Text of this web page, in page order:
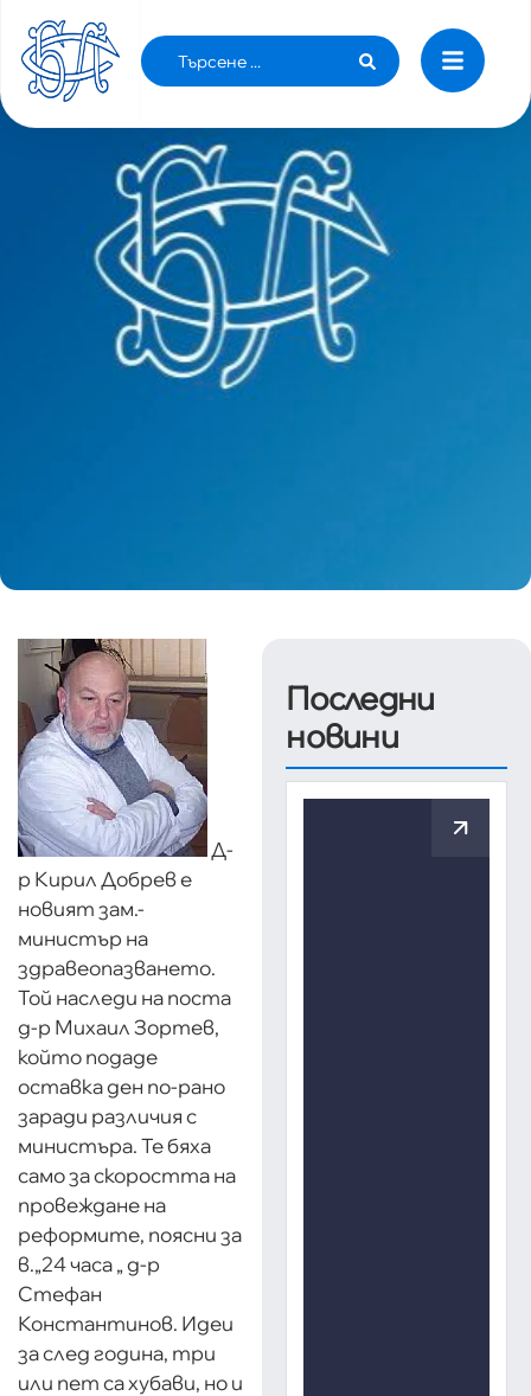
Д-Р КИРИЛ ДОБРЕВ Е НОВИЯТ ЗАМ.-
МИНИСТЪР НА ЗДРАВЕОПАЗВАНЕТО
Д-
р Кирил Добрев е
новият зам.-
министър на
здравеопазването.
Той наследи на поста
д-р Михаил Зортев,
който подаде
оставка ден по-рано
заради различия с
министъра. Те бяха
само за скоростта на
провеждане на
реформите, поясни за
в.„24 часа „ д-р
Стефан
Константинов. Идеи
за след година, три
или пет са хубави, но и
Последни
новини